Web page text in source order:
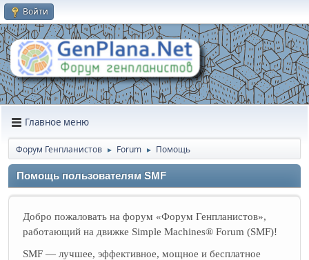
Войти
Главное меню
Форум Генпланистов ► Forum ► Помощь
Помощь пользователям SMF
Добро пожаловать на форум «Форум Генпланистов»,
работающий на движке Simple Machines® Forum (SMF)!
SMF — лучшее, эффективное, мощное и бесплатное